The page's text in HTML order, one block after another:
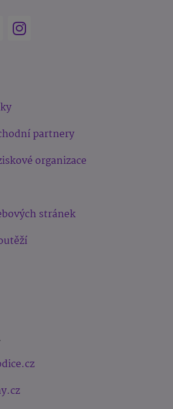
partnery
organizace
stránek